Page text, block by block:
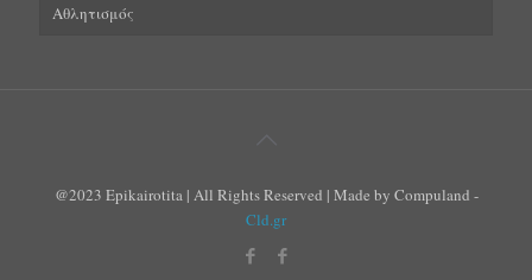
Αθλητισμός
@2023 Epikairotita | All Rights Reserved | Made by Compuland -
Cld.gr